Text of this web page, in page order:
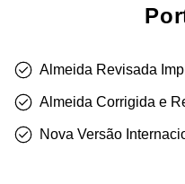
Almeida Revisada
Almeida Corrigida e
Nova Versão